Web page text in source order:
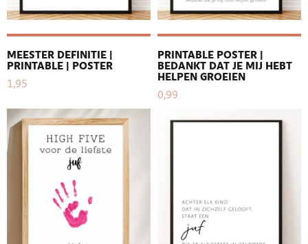
MEESTER DEFINITIE |
PRINTABLE | POSTER
1,95
PRINTABLE POSTER |
BEDANKT DAT JE MIJ HEBT
HELPEN GROEIEN
0,99